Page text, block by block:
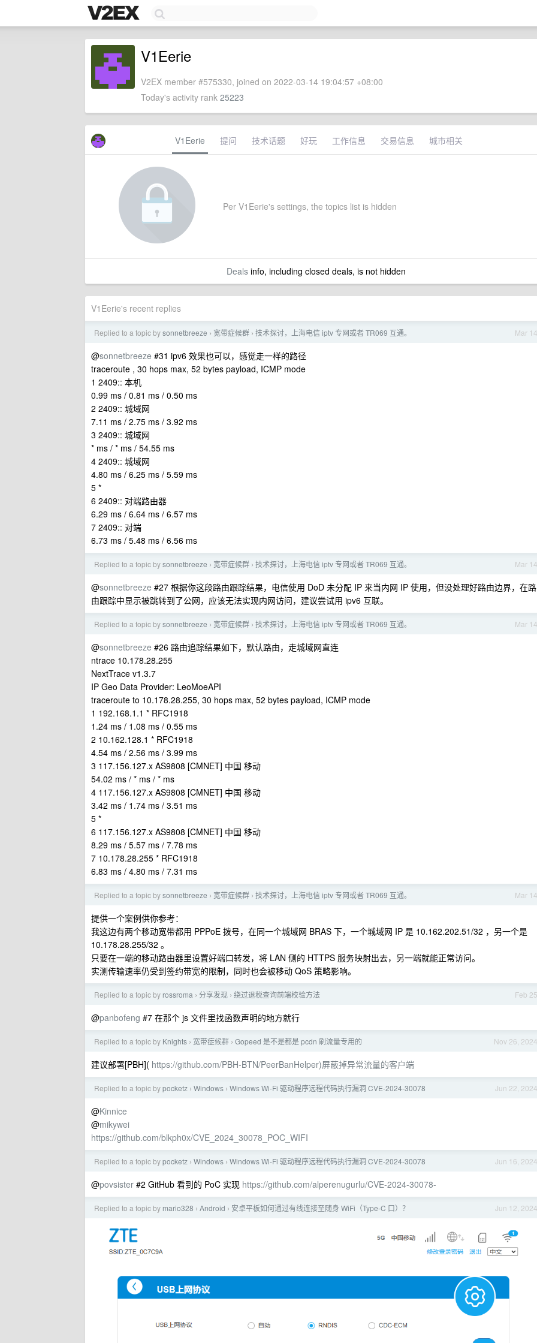
V1Eerie
V2EX member #575330, joined on 2022-03-14 19:04:57 +08:00
Today's activity rank 25223
V1Eerie 提问 技术话题 好玩 工作信息 交易信息 城市相关
Per V1Eerie's settings, the topics list is hidden
Dealsinfo, including closed deals, is not hidden
V1Eerie's recent replies
Mar 14
Replied to a topic bysonnetbreeze › 宽带症候群 › 技术探讨，上海电信 iptv 专网或者 TR069 互通。
@sonnetbreeze #31 ipv6 效果也可以，感觉走一样的路径
traceroute , 30 hops max, 52 bytes payload, ICMP mode
1 2409:: 本机
0.99 ms / 0.81 ms / 0.50 ms
2 2409:: 城域网
7.11 ms / 2.75 ms / 3.92 ms
3 2409:: 城域网
* ms / * ms / 54.55 ms
4 2409:: 城域网
4.80 ms / 6.25 ms / 5.59 ms
5 *
6 2409:: 对端路由器
6.29 ms / 6.64 ms / 6.57 ms
7 2409:: 对端
6.73 ms / 5.48 ms / 6.56 ms
Mar 14
Replied to a topic bysonnetbreeze › 宽带症候群 › 技术探讨，上海电信 iptv 专网或者 TR069 互通。
@sonnetbreeze #27 根据你这段路由跟踪结果，电信使用 DoD 未分配 IP 来当内网 IP 使用，但没处理好路由边界，在路
由跟踪中显示被跳转到了公网，应该无法实现内网访问，建议尝试用 ipv6 互联。
Mar 14
Replied to a topic bysonnetbreeze › 宽带症候群 › 技术探讨，上海电信 iptv 专网或者 TR069 互通。
@sonnetbreeze #26 路由追踪结果如下，默认路由，走城域网直连
ntrace 10.178.28.255
NextTrace v1.3.7
IP Geo Data Provider: LeoMoeAPI
traceroute to 10.178.28.255, 30 hops max, 52 bytes payload, ICMP mode
1 192.168.1.1 * RFC1918
1.24 ms / 1.08 ms / 0.55 ms
2 10.162.128.1 * RFC1918
4.54 ms / 2.56 ms / 3.99 ms
3 117.156.127.x AS9808 [CMNET] 中国 移动
54.02 ms / * ms / * ms
4 117.156.127.x AS9808 [CMNET] 中国 移动
3.42 ms / 1.74 ms / 3.51 ms
5 *
6 117.156.127.x AS9808 [CMNET] 中国 移动
8.29 ms / 5.57 ms / 7.78 ms
7 10.178.28.255 * RFC1918
6.83 ms / 4.80 ms / 7.31 ms
Mar 14
Replied to a topic bysonnetbreeze › 宽带症候群 › 技术探讨，上海电信 iptv 专网或者 TR069 互通。
提供一个案例供你参考：
我这边有两个移动宽带都用 PPPoE 拨号，在同一个城域网 BRAS 下，一个城域网 IP 是 10.162.202.51/32 ，另一个是
10.178.28.255/32 。
只要在一端的移动路由器里设置好端口转发，将 LAN 侧的 HTTPS 服务映射出去，另一端就能正常访问。
实测传输速率仍受到签约带宽的限制，同时也会被移动 QoS 策略影响。
Feb 25
Replied to a topic by rossroma › 分享发现 › 绕过退税查询前端校验方法
@panbofeng #7 在那个 js 文件里找函数声明的地方就行
Nov 26, 2024
Replied to a topic by Knights › 宽带症候群 › Gopeed 是不是都是 pcdn 刷流量专用的
建议部署[PBH]( https://github.com/PBH-BTN/PeerBanHelper)屏蔽掉异常流量的客户端
Jun 22, 2024
Replied to a topic bypocketz › Windows › Windows Wi-Fi 驱动程序远程代码执行漏洞 CVE-2024-30078
@Kinnice
@mikywei
https://github.com/blkph0x/CVE_2024_30078_POC_WIFI
Jun 16, 2024
Replied to a topic bypocketz › Windows › Windows Wi-Fi 驱动程序远程代码执行漏洞 CVE-2024-30078
@povsister #2 GitHub 看到的 PoC 实现 https://github.com/alperenugurlu/CVE-2024-30078-
Jun 12, 2024
Replied to a topic by mario328 › Android › 安卓平板如何通过有线连接至随身 WiFi（Type-C 口）？